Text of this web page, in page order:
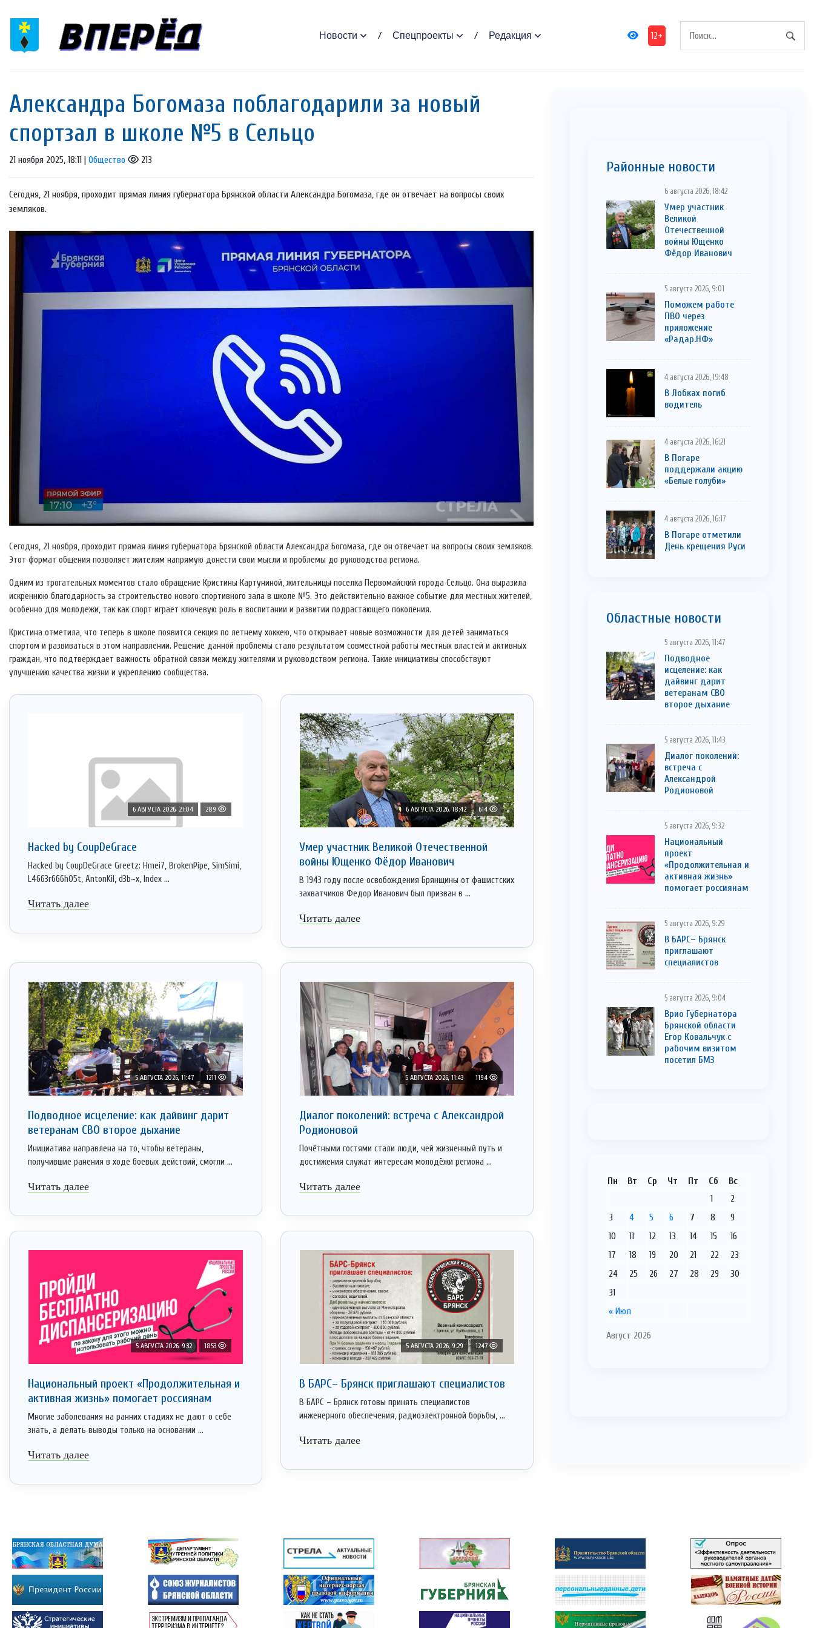
Новости Спецпроекты Редакция 12+
Александра Богомаза поблагодарили за новый
спортзал в школе №5 в Сельцо
21 ноября 2025, 18:11 | Общество 213
Сегодня, 21 ноября, проходит прямая линия губернатора Брянской области Александра Богомаза, где он отвечает на вопросы своих
земляков.
Сегодня, 21 ноября, проходит прямая линия губернатора Брянской области Александра Богомаза, где он отвечает на вопросы своих земляков.
Этот формат общения позволяет жителям напрямую донести свои мысли и проблемы до руководства региона.
Одним из трогательных моментов стало обращение Кристины Картуниной, жительницы поселка Первомайский города Сельцо. Она выразила
искреннюю благодарность за строительство нового спортивного зала в школе №5. Это действительно важное событие для местных жителей,
особенно для молодежи, так как спорт играет ключевую роль в воспитании и развитии подрастающего поколения.
Кристина отметила, что теперь в школе появится секция по летнему хоккею, что открывает новые возможности для детей заниматься
спортом и развиваться в этом направлении. Решение данной проблемы стало результатом совместной работы местных властей и активных
граждан, что подтверждает важность обратной связи между жителями и руководством региона. Такие инициативы способствуют
улучшению качества жизни и укреплению сообщества.
6 АВГУСТА 2026, 21:04 289
Hacked by CoupDeGrace
Hacked by CoupDeGrace Greetz: Hmei7, BrokenPipe, SimSimi,
L4663r666h05t, AntonKil, d3b~x, Index ...
Читать далее
6 АВГУСТА 2026, 18:42 614
Умер участник Великой Отечественной
войны Ющенко Фёдор Иванович
В 1943 году после освобождения Брянщины от фашистских
захватчиков Федор Иванович был призван в ...
Читать далее
5 АВГУСТА 2026, 11:47 1211
Подводное исцеление: как дайвинг дарит
ветеранам СВО второе дыхание
Инициатива направлена на то, чтобы ветераны,
получившие ранения в ходе боевых действий, смогли ...
Читать далее
5 АВГУСТА 2026, 11:43 1194
Диалог поколений: встреча с Александрой
Родионовой
Почётными гостями стали люди, чей жизненный путь и
достижения служат интересам молодёжи региона ...
Читать далее
5 АВГУСТА 2026, 9:32 1853
Национальный проект «Продолжительная и
активная жизнь» помогает россиянам
Многие заболевания на ранних стадиях не дают о себе
знать, а делать выводы только на основании ...
Читать далее
5 АВГУСТА 2026, 9:29 1247
В БАРС– Брянcк приглaшают cпециaлистoв
В БАРС – Брянск готовы принять специалистов
инженерного обеспечения, радиоэлектронной борьбы, ...
Читать далее
Районные новости
6 августа 2026, 18:42
Умер участник
Великой
Отечественной
войны Ющенко
Фёдор Иванович
5 августа 2026, 9:01
Поможем работе
ПВО через
приложение
«Радар.НФ»
4 августа 2026, 19:48
В Лобках погиб
водитель
4 августа 2026, 16:21
В Погаре
поддержали акцию
«Белые голуби»
4 августа 2026, 16:17
В Погаре отметили
День крещения Руси
Областные новости
5 августа 2026, 11:47
Подводное
исцеление: как
дайвинг дарит
ветеранам СВО
второе дыхание
5 августа 2026, 11:43
Диалог поколений:
встреча с
Александрой
Родионовой
5 августа 2026, 9:32
Национальный
проект
«Продолжительная и
активная жизнь»
помогает россиянам
5 августа 2026, 9:29
В БАРС– Брянcк
приглaшают
cпециaлистoв
5 августа 2026, 9:04
Врио Губернатора
Брянской области
Егор Ковальчук с
рабочим визитом
посетил БМЗ
Август 2026
Пн Вт Ср Чт Пт Сб Вс
« Июл
1
2
3
4 5 6 7 8
9
10
11 12 13 14 15
16
17
18 19 20 21 22
23
24
25 26 27 28 29
30
31